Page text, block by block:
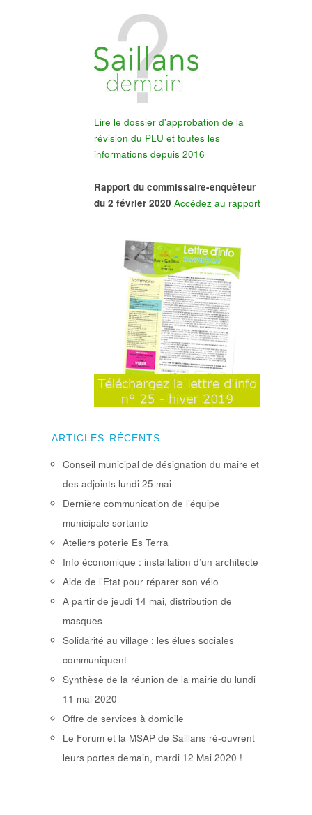
Lire le dossier d'approbation de la
révision du PLU et toutes les
informations depuis 2016
Rapport du commissaire-enquêteur
du 2 février 2020 Accédez au rapport
ARTICLES RÉCENTS
Conseil municipal de désignation du maire et
des adjoints lundi 25 mai
Dernière communication de l’équipe
municipale sortante
Ateliers poterie Es Terra
Info économique : installation d’un architecte
Aide de l’Etat pour réparer son vélo
A partir de jeudi 14 mai, distribution de
masques
Solidarité au village : les élues sociales
communiquent
Synthèse de la réunion de la mairie du lundi
11 mai 2020
Offre de services à domicile
Le Forum et la MSAP de Saillans ré-ouvrent
leurs portes demain, mardi 12 Mai 2020 !